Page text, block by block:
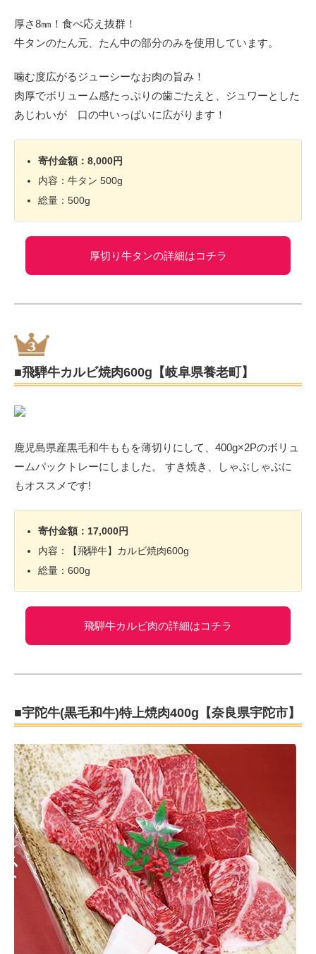
厚さ8㎜！食べ応え抜群！
牛タンのたん元、たん中の部分のみを使用しています。
噛む度広がるジューシーなお肉の旨み！
肉厚でボリューム感たっぷりの歯ごたえと、ジュワーとした
あじわいが 口の中いっぱいに広がります！
寄付金額：8,000円
内容：牛タン 500g
総量：500g
厚切り牛タンの詳細はコチラ
■飛騨牛カルビ焼肉600g【岐阜県養老町】
鹿児島県産黒毛和牛ももを薄切りにして、400g×2Pのボリュ
ームパックトレーにしました。 すき焼き、しゃぶしゃぶに
もオススメです!
寄付金額：17,000円
内容：【飛騨牛】カルビ焼肉600g
総量：600g
飛騨牛カルビ肉の詳細はコチラ
■宇陀牛(黒毛和牛)特上焼肉400g【奈良県宇陀市】